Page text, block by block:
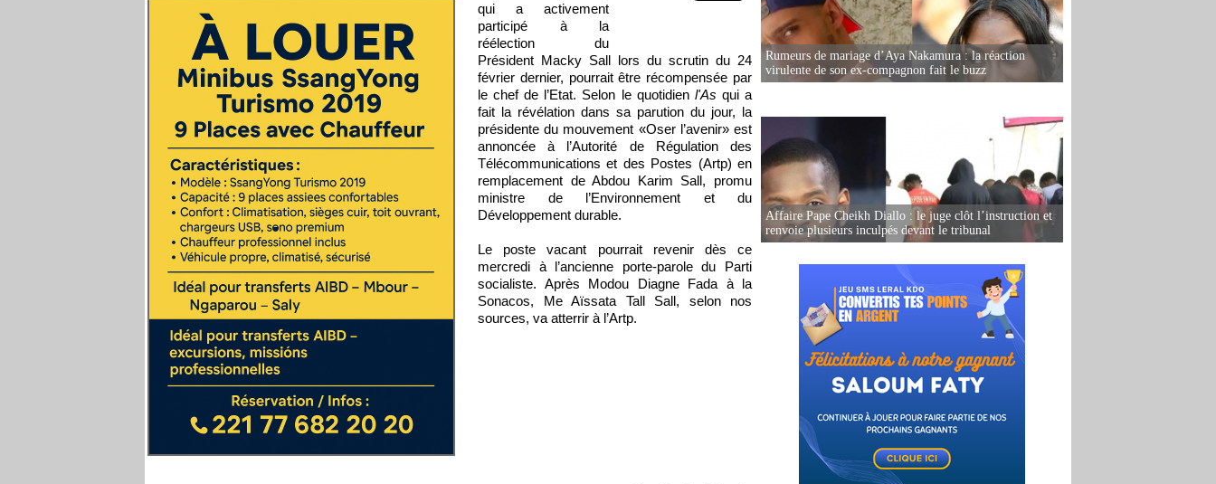
qui a activement
participé à la
réélection du
Président Macky Sall lors du scrutin du 24
février dernier, pourrait être récompensée par
le chef de l’Etat. Selon le quotidien l'As qui a
fait la révélation dans sa parution du jour, la
présidente du mouvement «Oser l’avenir» est
annoncée à l’Autorité de Régulation des
Télécommunications et des Postes (Artp) en
remplacement de Abdou Karim Sall, promu
ministre de l’Environnement et du
Développement durable.
Le poste vacant pourrait revenir dès ce
mercredi à l’ancienne porte-parole du Parti
socialiste. Après Modou Diagne Fada à la
Sonacos, Me Aïssata Tall Sall, selon nos
sources, va atterrir à l’Artp.
Rumeurs de mariage d’Aya Nakamura : la réaction
virulente de son ex-compagnon fait le buzz
Affaire Pape Cheikh Diallo : le juge clôt l’instruction et
renvoie plusieurs inculpés devant le tribunal